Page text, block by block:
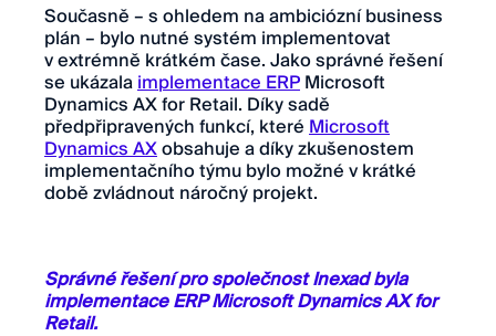
Současně – s ohledem na ambiciózní business
plán – bylo nutné systém implementovat
v extrémně krátkém čase. Jako správné řešení
se ukázalaimplementace ERPMicrosoft
Dynamics AX for Retail. Díky sadě
předpřipravených funkcí, kteréMicrosoft
Dynamics AXobsahuje a díky zkušenostem
implementačního týmu bylo možné v krátké
době zvládnout náročný projekt.
Správné řešení pro společnost Inexad byla
implementace ERP Microsoft Dynamics AX for
Retail.